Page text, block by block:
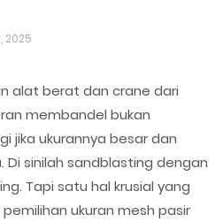
2025
alat berat dan crane dari
membandel bukan
jika ukurannya besar dan
sinilah sandblasting dengan
Tapi satu hal krusial yang
ukuran mesh pasir